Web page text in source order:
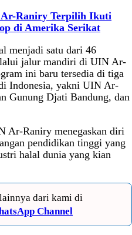
Ar-Raniry Terpilih Ikuti
di Amerika Serikat
menjadi satu dari 46
jalur mandiri di UIN Ar-
ini baru tersedia di tiga
Indonesia, yakni UIN Ar-
Gunung Djati Bandung, dan
Ar-Raniry menegaskan diri
pendidikan tinggi yang
halal dunia yang kian
dari kami di
Channel